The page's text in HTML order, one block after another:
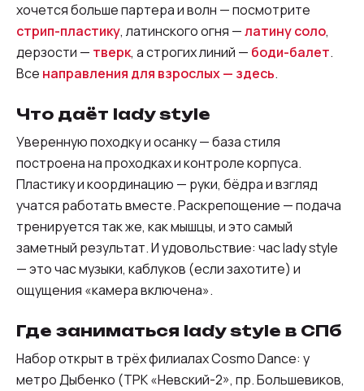
хочется больше партера и волн — посмотрите
стрип-пластику, латинского огня —латину соло,
дерзости — тверк, а строгих линий — боди-балет.
Все направления для взрослых — здесь.
Что даёт lady style
Уверенную походку и осанку — база стиля
построена на проходках и контроле корпуса.
Пластику и координацию — руки, бёдра и взгляд
учатся работать вместе. Раскрепощение — подача
тренируется так же, как мышцы, и это самый
заметный результат. И удовольствие: час lady style
— это час музыки, каблуков (если захотите) и
ощущения «камера включена».
Где заниматься lady style в СПб
Набор открыт в трёх филиалах Cosmo Dance: у
метро Дыбенко (ТРК «Невский-2», пр. Большевиков,